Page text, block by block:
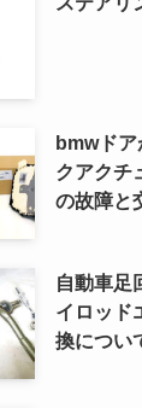
bmwドア
クアクチ
の故障と
自動車足
イロッド
換につい